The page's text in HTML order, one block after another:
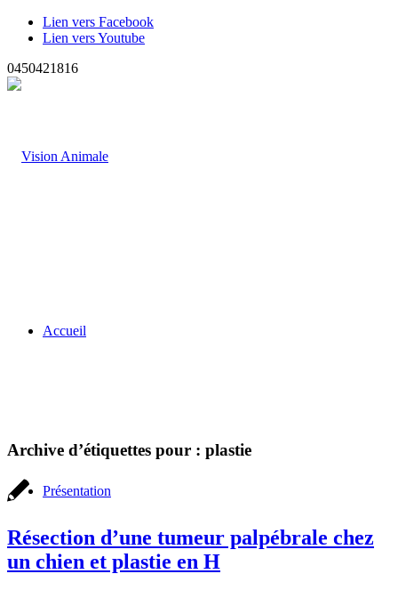
Lien vers Facebook
Lien vers Youtube
0450421816
Accueil
Présentation
Archive d’étiquettes pour : plastie
Résection d’une tumeur palpébrale chez
un chien et plastie en H